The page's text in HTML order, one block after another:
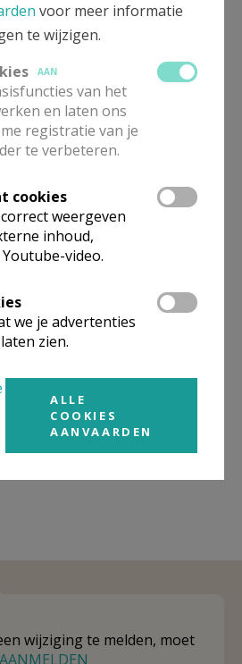
geen vieringen beschikbaar.
neem dan contact op met deze
je zocht? Hier vind je
buurt.
Aartselaar
wijziging te melden, moet
AANMELDEN
voor meer informatie
te wijzigen.
AAN
van het
en laten ons
registratie van je
te verbeteren.
cookies
weergeven
inhoud,
video.
we je advertenties
zien.
ALLE
COOKIES
AANVAARDEN